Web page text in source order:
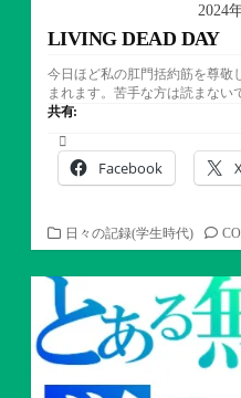
2024
LIVING DEAD DAY
今日ほど私の肛門括約筋を尊敬
まれます。苦手な方は読まない
共有:
Facebook X
カ
テ
ゴ
ー
日々の記録(学生時代)